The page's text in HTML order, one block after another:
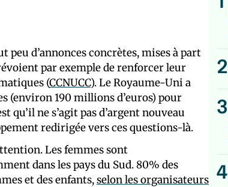
peu d’annonces concrètes, mises à part
par exemple de renforcer leur
(CCNUCC). Le Royaume-Uni a
(environ 190 millions d’euros) pour
ne s’agit pas d’argent nouveau
redirigée vers ces questions-là.
Les femmes sont
dans les pays du Sud. 80% des
et des enfants,selon les organisateurs
2
3
4